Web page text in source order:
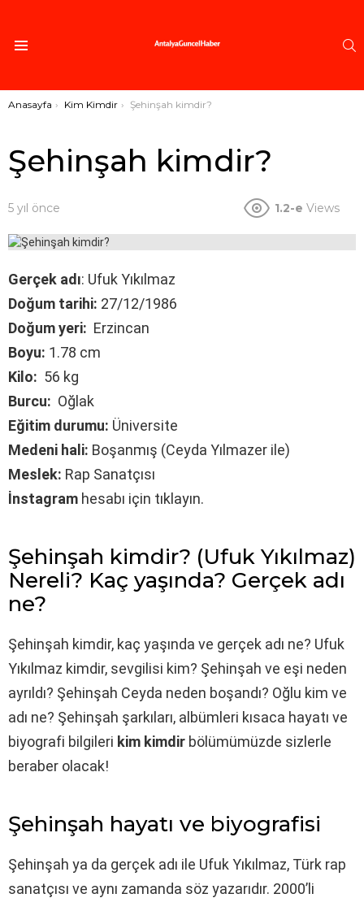
Buradasınız:
Anasayfa Kim Kimdir Şehinşah kimdir?
Şehinşah kimdir?
5 yıl önce 1.2-e Views
Gerçek adı: Ufuk Yıkılmaz
Doğum tarihi: 27/12/1986
Doğum yeri: Erzincan
Boyu: 1.78 cm
Kilo: 56 kg
Burcu: Oğlak
Eğitim durumu: Üniversite
Medeni hali: Boşanmış (Ceyda Yılmazer ile)
Meslek: Rap Sanatçısı
İnstagram hesabı için tıklayın.
Şehinşah kimdir? (Ufuk Yıkılmaz)
Nereli? Kaç yaşında? Gerçek adı
ne?
Şehinşah kimdir, kaç yaşında ve gerçek adı ne? Ufuk
Yıkılmaz kimdir, sevgilisi kim? Şehinşah ve eşi neden
ayrıldı? Şehinşah Ceyda neden boşandı? Oğlu kim ve
adı ne? Şehinşah şarkıları, albümleri kısaca hayatı ve
biyografi bilgileri kim kimdir bölümümüzde sizlerle
beraber olacak!
Şehinşah hayatı ve biyografisi
Şehinşah ya da gerçek adı ile Ufuk Yıkılmaz, Türk rap
sanatçısı ve aynı zamanda söz yazarıdır. 2000’li